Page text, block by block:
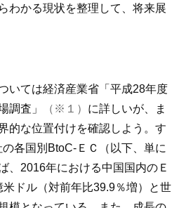
わかる現状を整理して、将来展
いては経済産業省「平成28年度
調査」
（※１） に詳しいが、ま
的な位置付けを確認しよう。す
各国別BtoC-ＥＣ（以下、単に
、2016年における中国国内のＥ
米ドル（対前年比39.9％増）と世